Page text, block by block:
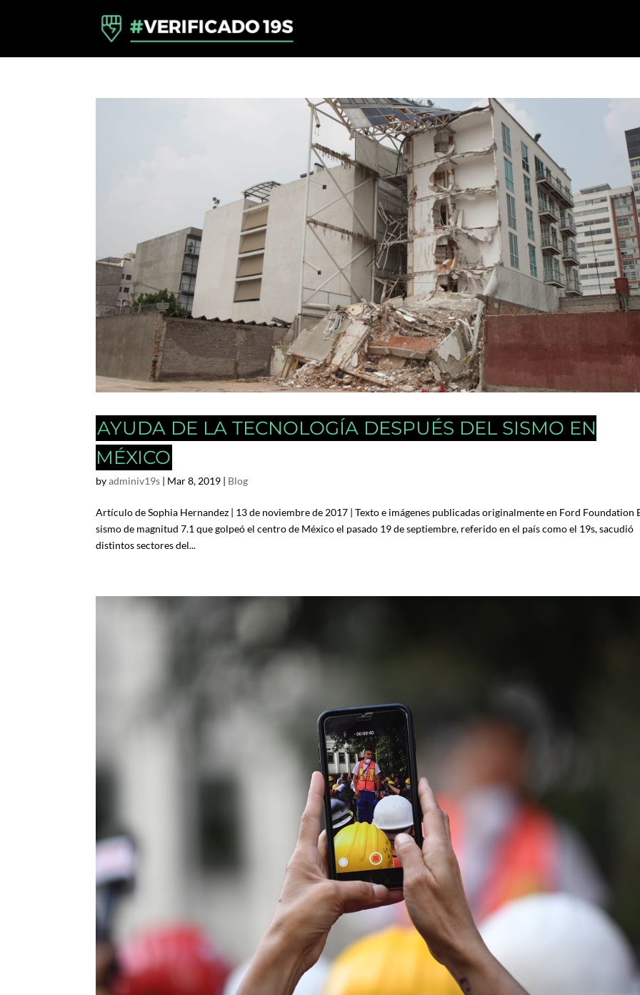
AYUDA DE LA TECNOLOGÍA DESPUÉS DEL SISMO EN
MÉXICO
byadminiv19s | Mar 8, 2019 | Blog
Artículo de Sophia Hernandez | 13 de noviembre de 2017 | Texto e imágenes publicadas originalmente en Ford Foundation
sismo de magnitud 7.1 que golpeó el centro de México el pasado 19 de septiembre, referido en el país como el 19s, sacudió
distintos sectores del...